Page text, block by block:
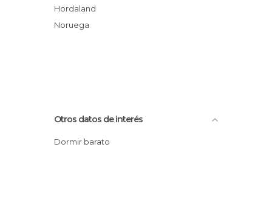
Hordaland
Noruega
Otros datos de interés
Dormir barato